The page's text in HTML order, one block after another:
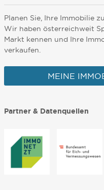
Planen Sie, Ihre Immobilie
Wir haben österreichweit
Markt kennen und Ihre
verkaufen.
MEINE
Partner & Datenquellen